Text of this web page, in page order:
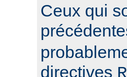
Ceux qui
directives